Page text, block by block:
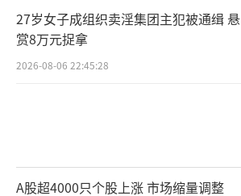
27岁女子成组织卖淫集团主犯被通缉 悬
赏8万元捉拿
2026-08-06 22:45:28
A股超4000只个股上涨 市场缩量调整